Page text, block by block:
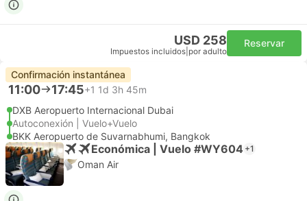
USD 258
Impuestos incluidos por adulto
Reservar
Confirmación instantánea
11:00 17:45+1 1d 3h 45m
DXB Aeropuerto Internacional Dubai
Autoconexión | Vuelo+Vuelo
BKK Aeropuerto de Suvarnabhumi, Bangkok
Económica | Vuelo #WY604 +1
Oman Air